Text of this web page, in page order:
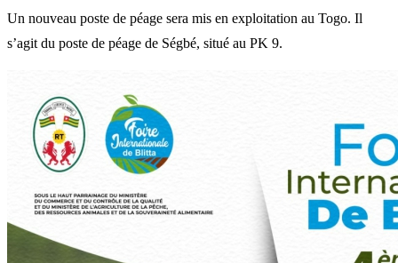
Un nouveau poste de péage sera mis en exploitation au Togo. Il
s’agit du poste de péage de Ségbé, situé au PK 9.